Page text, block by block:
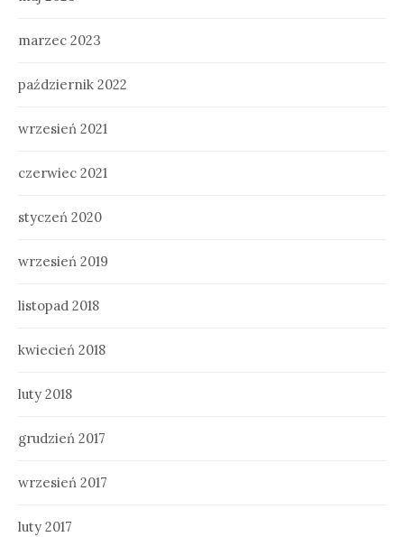
marzec 2023
październik 2022
wrzesień 2021
czerwiec 2021
styczeń 2020
wrzesień 2019
listopad 2018
kwiecień 2018
luty 2018
grudzień 2017
wrzesień 2017
luty 2017